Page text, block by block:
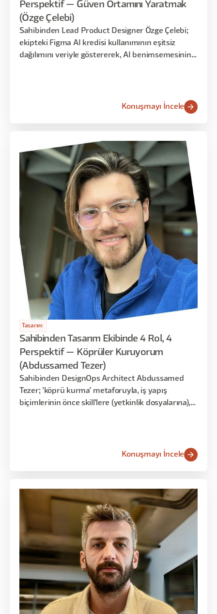
Perspektif — Güven Ortamını Yaratmak
(Özge Çelebi)
Sahibinden Lead Product Designer Özge Çelebi;
ekipteki Figma AI kredisi kullanımının eşitsiz
dağılımını veriyle göstererek, AI benimsemesinin
Konuşmayı İncele
Tasarım
Sahibinden Tasarım Ekibinde 4 Rol, 4
Perspektif — Köprüler Kuruyorum
(Abdussamed Tezer)
Sahibinden DesignOps Architect Abdussamed
Tezer; 'köprü kurma' metaforuyla, iş yapış
biçimlerinin önce skill'lere (yetkinlik dosyalarına),
Konuşmayı İncele